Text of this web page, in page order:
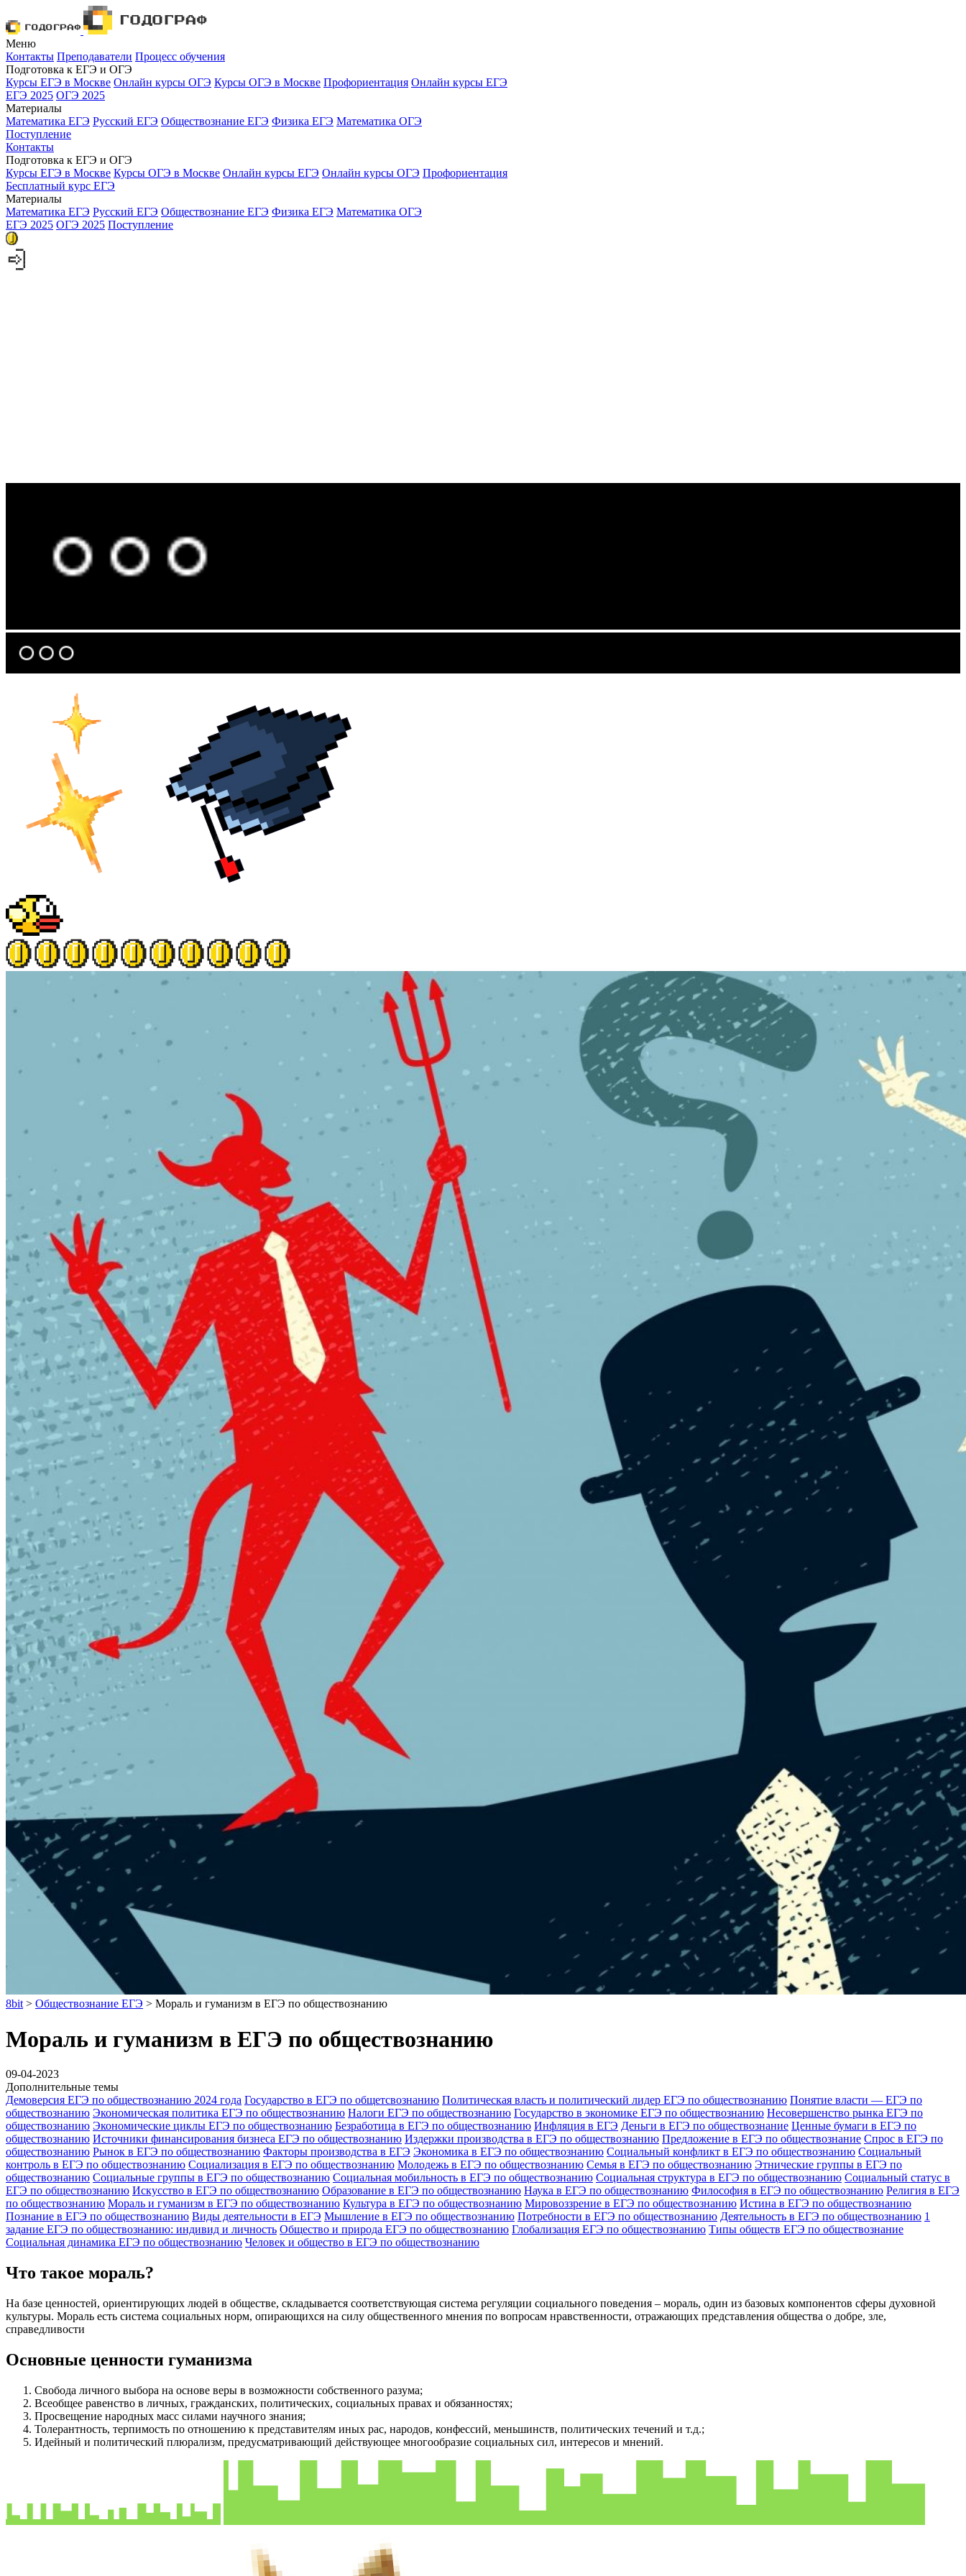
Меню
Контакты Преподаватели Процесс обучения
Подготовка к ЕГЭ и ОГЭ
Курсы ЕГЭ в Москве Онлайн курсы ОГЭ Курсы ОГЭ в Москве Профориентация Онлайн курсы ЕГЭ
ЕГЭ 2025 ОГЭ 2025
Материалы
Математика ЕГЭ Русский ЕГЭ Обществознание ЕГЭ Физика ЕГЭ Математика ОГЭ
Поступление
Контакты
Подготовка к ЕГЭ и ОГЭ
Курсы ЕГЭ в Москве Курсы ОГЭ в Москве Онлайн курсы ЕГЭ Онлайн курсы ОГЭ Профориентация
Бесплатный курс ЕГЭ
Материалы
Математика ЕГЭ Русский ЕГЭ Обществознание ЕГЭ Физика ЕГЭ Математика ОГЭ
ЕГЭ 2025 ОГЭ 2025 Поступление
8bit> Обществознание ЕГЭ > Мораль и гуманизм в ЕГЭ по обществознанию
Мораль и гуманизм в ЕГЭ по обществознанию
09-04-2023
Дополнительные темы
Демоверсия ЕГЭ по обществознанию 2024 года Государство в ЕГЭ по общетсвознанию Политическая власть и политический лидер ЕГЭ по обществознанию Понятие власти — ЕГЭ по
обществознанию Экономическая политика ЕГЭ по обществознанию Налоги ЕГЭ по обществознанию Государство в экономике ЕГЭ по обществознанию Несовершенство рынка ЕГЭ по
обществознанию Экономические циклы ЕГЭ по обществознанию Безработица в ЕГЭ по обществознанию Инфляция в ЕГЭ Деньги в ЕГЭ по обществознание Ценные бумаги в ЕГЭ по
обществознанию Источники финансирования бизнеса ЕГЭ по обществознанию Издержки производства в ЕГЭ по обществознанию Предложение в ЕГЭ по обществознание Спрос в ЕГЭ по
обществознанию Рынок в ЕГЭ по обществознанию Факторы производства в ЕГЭ Экономика в ЕГЭ по обществознанию Социальный конфликт в ЕГЭ по обществознанию Социальный
контроль в ЕГЭ по обществознанию Социализация в ЕГЭ по обществознанию Молодежь в ЕГЭ по обществознанию Семья в ЕГЭ по обществознанию Этнические группы в ЕГЭ по
обществознанию Социальные группы в ЕГЭ по обществознанию Социальная мобильность в ЕГЭ по обществознанию Социальная структура в ЕГЭ по обществознанию Социальный статус в
ЕГЭ по обществознанию Искусство в ЕГЭ по обществознанию Образование в ЕГЭ по обществознанию Наука в ЕГЭ по обществознанию Философия в ЕГЭ по обществознанию Религия в ЕГЭ
по обществознанию Мораль и гуманизм в ЕГЭ по обществознанию Культура в ЕГЭ по обществознанию Мировоззрение в ЕГЭ по обществознанию Истина в ЕГЭ по обществознанию
Познание в ЕГЭ по обществознанию Виды деятельности в ЕГЭ Мышление в ЕГЭ по обществознанию Потребности в ЕГЭ по обществознанию Деятельность в ЕГЭ по обществознанию 1
задание ЕГЭ по обществознанию: индивид и личность Общество и природа ЕГЭ по обществознанию Глобализация ЕГЭ по обществознанию Типы обществ ЕГЭ по обществознание
Социальная динамика ЕГЭ по обществознанию Человек и общество в ЕГЭ по обществознанию
Что такое мораль?
На базе ценностей, ориентирующих людей в обществе, складывается соответствующая система регуляции социального поведения – мораль, один из базовых компонентов сферы духовной
культуры. Мораль есть система социальных норм, опирающихся на силу общественного мнения по вопросам нравственности, отражающих представления общества о добре, зле,
справедливости
Основные ценности гуманизма
Свобода личного выбора на основе веры в возможности собственного разума;
Всеобщее равенство в личных, гражданских, политических, социальных правах и обязанностях;
Просвещение народных масс силами научного знания;
Толерантность, терпимость по отношению к представителям иных рас, народов, конфессий, меньшинств, политических течений и т.д.;
Идейный и политический плюрализм, предусматривающий действующее многообразие социальных сил, интересов и мнений.